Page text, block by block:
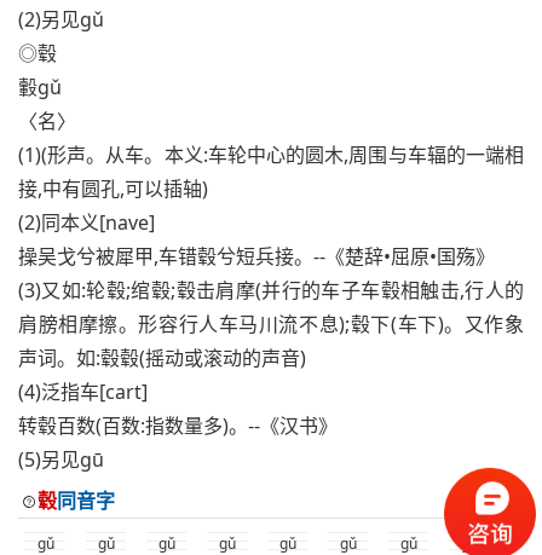
(2)另见gǔ
◎毂
轂gǔ
〈名〉
(1)(形声。从车。本义:车轮中心的圆木,周围与车辐的一端相
接,中有圆孔,可以插轴)
(2)同本义[nave]
操吴戈兮被犀甲,车错毂兮短兵接。--《楚辞•屈原•国殇》
(3)又如:轮毂;绾毂;毂击肩摩(并行的车子车毂相触击,行人的
肩膀相摩擦。形容行人车马川流不息);毂下(车下)。又作象
声词。如:毂毂(摇动或滚动的声音)
(4)泛指车[cart]
转毂百数(百数:指数量多)。--《汉书》
(5)另见gū
毂同音字
gǔ gǔ gǔ gǔ gǔ gǔ gǔ gǔ